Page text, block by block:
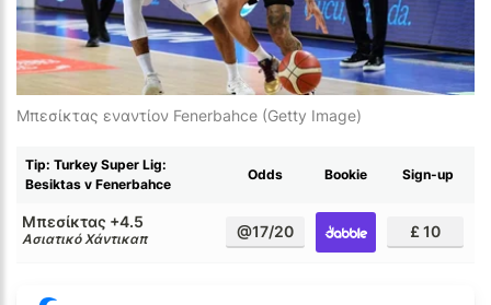
Μπεσίκτας εναντίον Fenerbahce (Getty Image)
Tip: Turkey Super Lig:
Besiktas v Fenerbahce
Odds Bookie Sign-up
Μπεσίκτας +4.5
Ασιατικό Χάντικαπ @17/20 £ 10